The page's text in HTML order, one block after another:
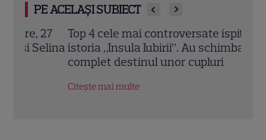
PE ACELAȘI SUBIECT
Top 4 cele mai controversate ispite din
istoria „Insula Iubirii”. Au schimbat
complet destinul unor cupluri
Citește mai multe